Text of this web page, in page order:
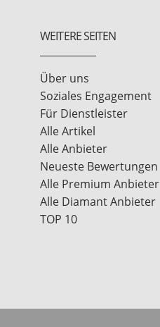
WEITERE SEITEN
Über uns
Soziales Engagement
Für Dienstleister
Alle Artikel
Alle Anbieter
Neueste Bewertungen
Alle Premium Anbieter
Alle Diamant Anbieter
TOP 10